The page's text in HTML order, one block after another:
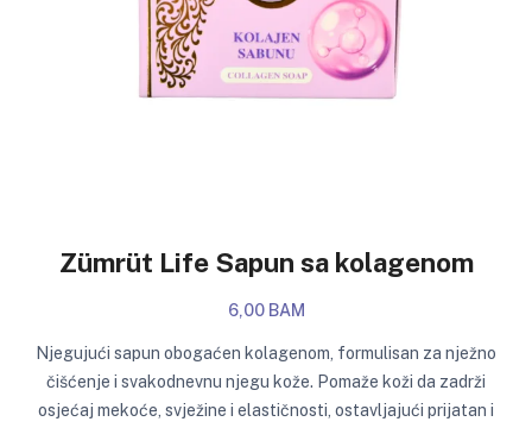
Zümrüt Life Sapun sa kolagenom
6,00 BAM
Njegujući sapun obogaćen kolagenom, formulisan za nježno
čišćenje i svakodnevnu njegu kože. Pomaže koži da zadrži
osjećaj mekoće, svježine i elastičnosti, ostavljajući prijatan i